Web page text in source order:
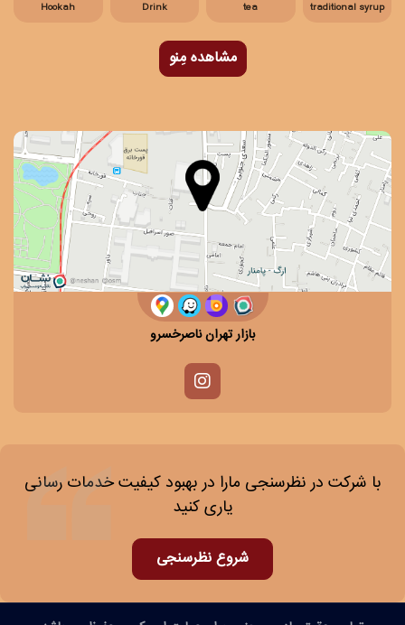
traditional syrup
tea
Drink
Hookah
مشاهده مِنو
بازار تهران ناصرخسرو
با شرکت در نظرسنجی مارا در بهبود کیفیت خدمات رسانی
یاری کنید
شروع نظرسنجی